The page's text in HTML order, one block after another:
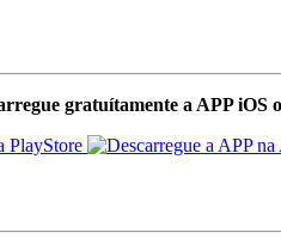
gratuítamente a APP iOS